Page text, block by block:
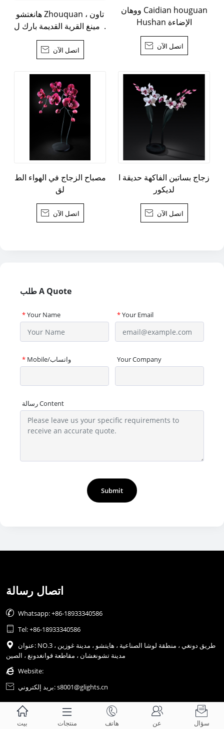
هانغتشو Zhouquan تاون ،
ما مينغ القرية القديمة بارك ل
يلة مشروع الإضاءة
 اتصل الآن
ووهان Caidian houguan
Hushan الإضاءة
 اتصل الآن
مصباح الزجاج في الهواء الط
لق
 اتصل الآن
زجاج بساتين الفاكهة حديقة ا
لديكور
 اتصل الآن
طلب A Quote
*Your Name *Your Email
* Mobile/واتساب Your Company
رسالة Content
Submit
اتصال رسالة
 Whatsapp: +86-18933340586
 Tel: +86-18933340586

عنوان: NO.3 طريق دونغي ، منطقة لوشا الصناعية ، هايتشو ، مدينة غوزين ،
مدينة تشونغشان ، مقاطعة قوانغدونغ ، الصين
 Website:
 بريد إلكتروني: s8001@glights.cn

بيت

منتجات

هاتف

عن

سؤال